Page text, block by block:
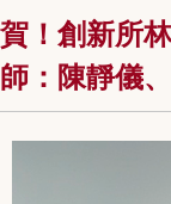
賀！創新所
師：陳靜儀